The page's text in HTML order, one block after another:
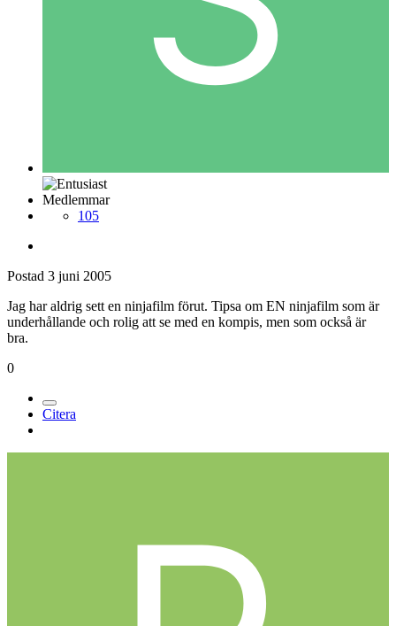
Medlemmar
105
Postad 3 juni 2005
Jag har aldrig sett en ninjafilm förut. Tipsa om EN ninjafilm som är
underhållande och rolig att se med en kompis, men som också är
bra.
0
Citera